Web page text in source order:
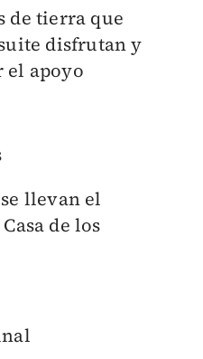
de tierra que
disfrutan y
el apoyo
llevan el
de los